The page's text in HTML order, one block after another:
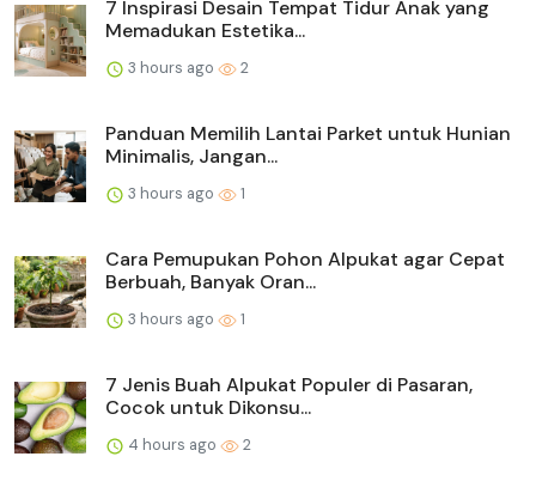
7 Inspirasi Desain Tempat Tidur Anak yang
Memadukan Estetika...
3 hours ago 2
Panduan Memilih Lantai Parket untuk Hunian
Minimalis, Jangan...
3 hours ago 1
Cara Pemupukan Pohon Alpukat agar Cepat
Berbuah, Banyak Oran...
3 hours ago 1
7 Jenis Buah Alpukat Populer di Pasaran,
Cocok untuk Dikonsu...
4 hours ago 2